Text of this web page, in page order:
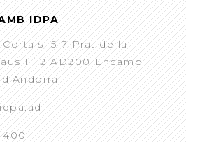
IDPA
Cortals, 5-7 Prat de la
1 i 2 AD200 Encamp
400